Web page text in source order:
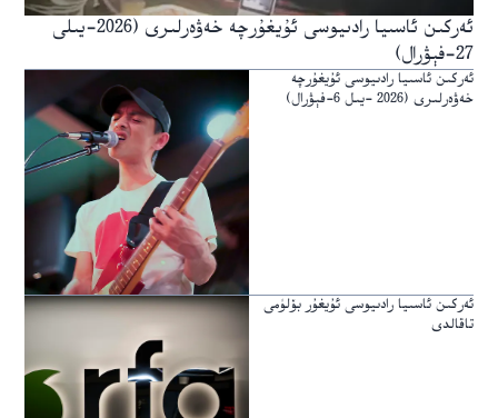
ئەركىن ئاسىيا رادىيوسى ئۇيغۇرچە خەۋەرلىرى (2026-يىلى
27-فېۋرال)
ئەركىن ئاسىيا رادىيوسى ئۇيغۇرچە
خەۋەرلىرى (2026 -يىل 6-فېۋرال)
ئەركىن ئاسىيا رادىيوسى ئۇيغۇر بۆلۈمى
تاقالدى